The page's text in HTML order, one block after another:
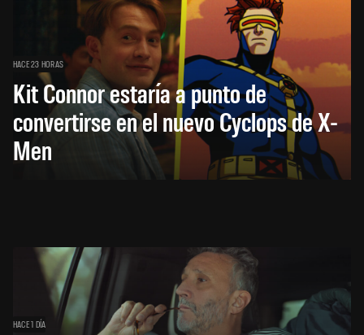
HACE 23 HORAS
Kit Connor estaría a punto de
convertirse en el nuevo Cyclops de X-
Men
HACE 1 DÍA